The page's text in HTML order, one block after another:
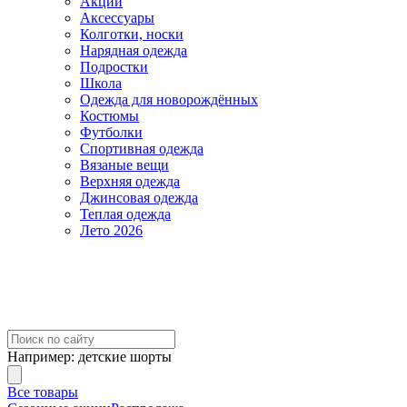
Аксессуары
Колготки, носки
Нарядная одежда
Подростки
Школа
Одежда для новорождённых
Костюмы
Футболки
Спортивная одежда
Вязаные вещи
Верхняя одежда
Джинсовая одежда
Теплая одежда
Лето 2026
Например: детские шорты
Все товары